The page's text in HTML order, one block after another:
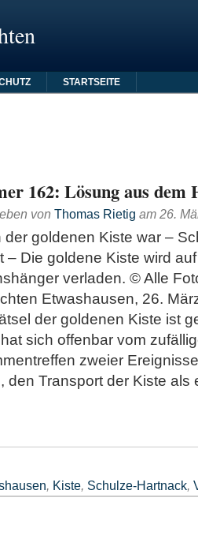
STARTSEITE
162: Lösung aus
von Thomas Rietig am 26.
der goldenen Kiste war –
– Die goldene Kiste wird
verladen. © Alle
Etwashausen, 26.
der goldenen Kiste ist
sich offenbar vom
zweier
den Transport der Kiste
, Kiste, Schulze-Hartnack,